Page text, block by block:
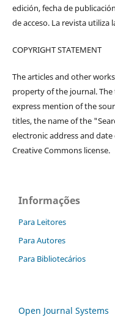
edición, fecha de
de acceso. La revista utiliza
COPYRIGHT STATEMENT
The articles and other
property of the journal.
express mention of the
titles, the name of the
electronic address and date
Creative Commons license.
Informações
Para Leitores
Para Autores
Para Bibliotecários
Open Journal Systems